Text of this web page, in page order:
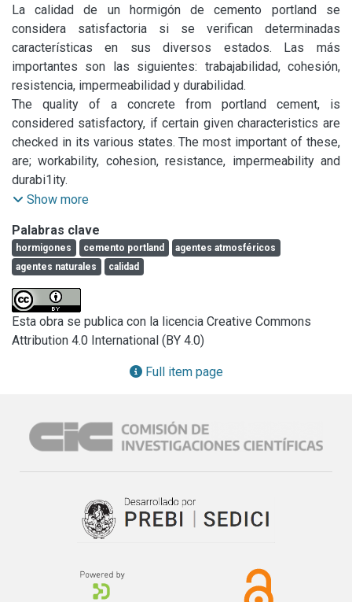
La calidad de un hormigón de cemento portland se
considera satisfactoria si se verifican determinadas
características en sus diversos estados. Las más
importantes son las siguientes: trabajabilidad, cohesión,
resistencia, impermeabilidad y durabilidad.
Los conocimientos actuales sobre el tema permiten
dimensionar las estructuras con un grado de seguridad
adecuado, que puede quedar invalidado como
consecuencia de acciones agresivas.
En este trabajo se analizan los efectos de la acción de los
agentes atmosféricos o agresivos, naturales o artificiales,
punto de vista tecnológico, para evitar o reducir al mínimo
las mismas.
The quality of a concrete from portland cement, is
considered satisfactory, if certain given characteristics are
checked in its various states. The most important of these,
are; workability, cohesion, resistance, impermeability and
durabi1ity.
Current knowledge on the subject allows to dimension
notwithstanding, be invalidated as a consequence of
aggresive actions.
In this work, the effects of the action of atmospheric or
aggresive agents, whether natural or man-made, upon
concrete, and the adequate solutions from the technological
point of view, are analyzed with the purpose of avoiding or
minimizing them.
Show more
Palabras clave
hormigones cemento portland
agentes atmosféricos
agentes naturales
calidad
Esta obra se publica con la licencia Creative Commons
Attribution 4.0 International (BY 4.0)
Full item page